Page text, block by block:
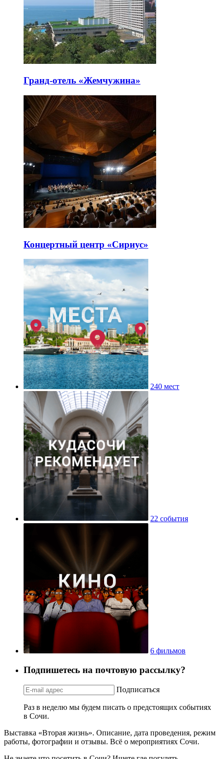
Гранд-отель «Жемчужина»
Концертный центр «Сириус»
240 мест
22 события
6 фильмов
Подпишетесь на почтовую рассылку?
Подписаться
Раз в неделю мы будем писать о предстоящих событиях
в Сочи.
Выставка «Вторая жизнь». Описание, дата проведения, режим
работы, фотографии и отзывы. Всё о мероприятиях Сочи.